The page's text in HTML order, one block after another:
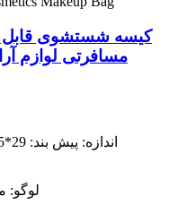
کیسه شستشوی
لوگو: